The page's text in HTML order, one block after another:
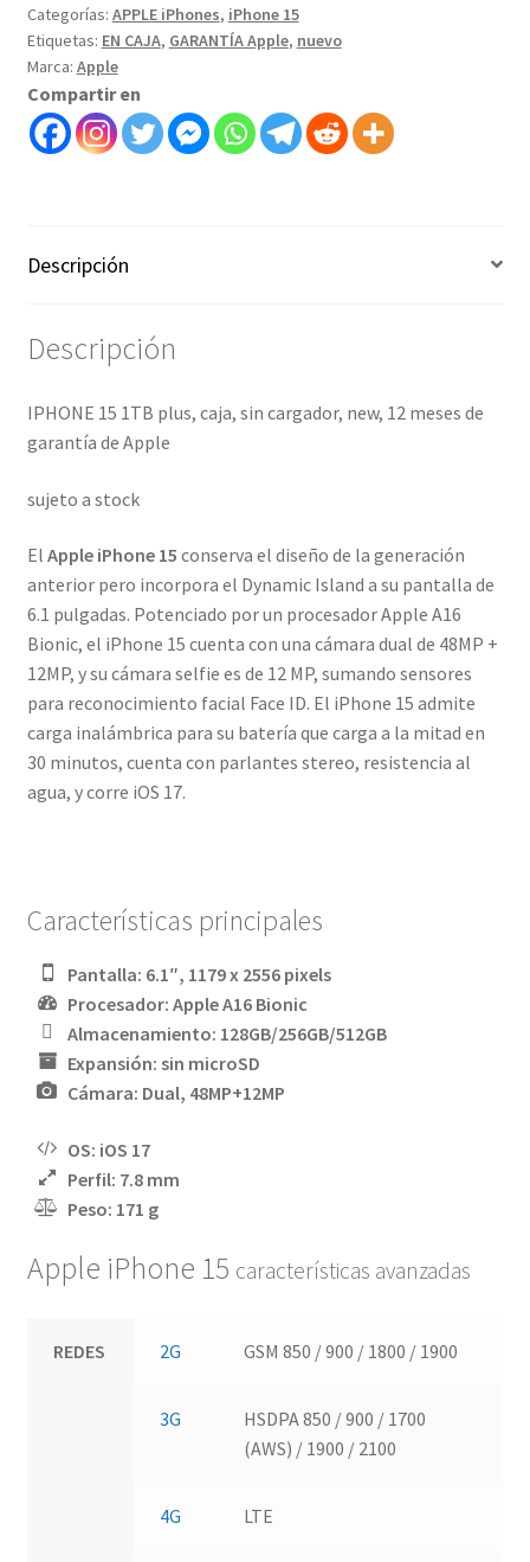
Categorías: APPLE iPhones, iPhone 15
Etiquetas: EN CAJA, GARANTÍA Apple, nuevo
Marca: Apple
Compartir en
Descripción
Descripción
IPHONE 15 1TB plus, caja, sin cargador, new, 12 meses de
garantía de Apple
sujeto a stock
El Apple iPhone 15 conserva el diseño de la generación
anterior pero incorpora el Dynamic Island a su pantalla de
6.1 pulgadas. Potenciado por un procesador Apple A16
Bionic, el iPhone 15 cuenta con una cámara dual de 48MP +
12MP, y su cámara selfie es de 12 MP, sumando sensores
para reconocimiento facial Face ID. El iPhone 15 admite
carga inalámbrica para su batería que carga a la mitad en
30 minutos, cuenta con parlantes stereo, resistencia al
agua, y corre iOS 17.
Características principales
Pantalla: 6.1″, 1179 x 2556 pixels
Procesador: Apple A16 Bionic
Almacenamiento: 128GB/256GB/512GB
Expansión: sin microSD
Cámara: Dual, 48MP+12MP
OS: iOS 17
Perfil: 7.8 mm
Peso: 171 g
Apple iPhone 15 características avanzadas
REDES 2G GSM 850 / 900 / 1800 / 1900
3G
HSDPA 850 / 900 / 1700
(AWS) / 1900 / 2100
4G LTE